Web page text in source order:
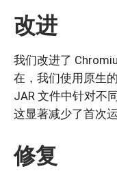
改进
我们改进了
在，我们使用原生
JAR 文件中针对不
这显著减少了首次
修复